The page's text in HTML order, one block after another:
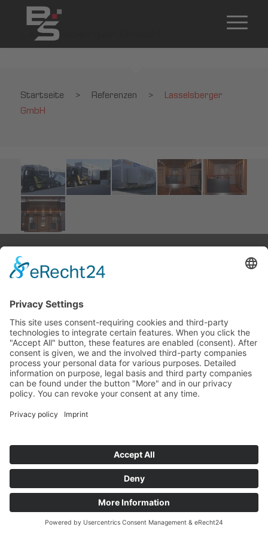
Lasselsberger GmbH
Startseite > Referenzen >
Lasselsberger
GmbH
Startseite
GmbH
©BISCHOFF+SCHECK GmbH
IMPRINT
PRIVACY POLICY TERMS AND CONDITIONS